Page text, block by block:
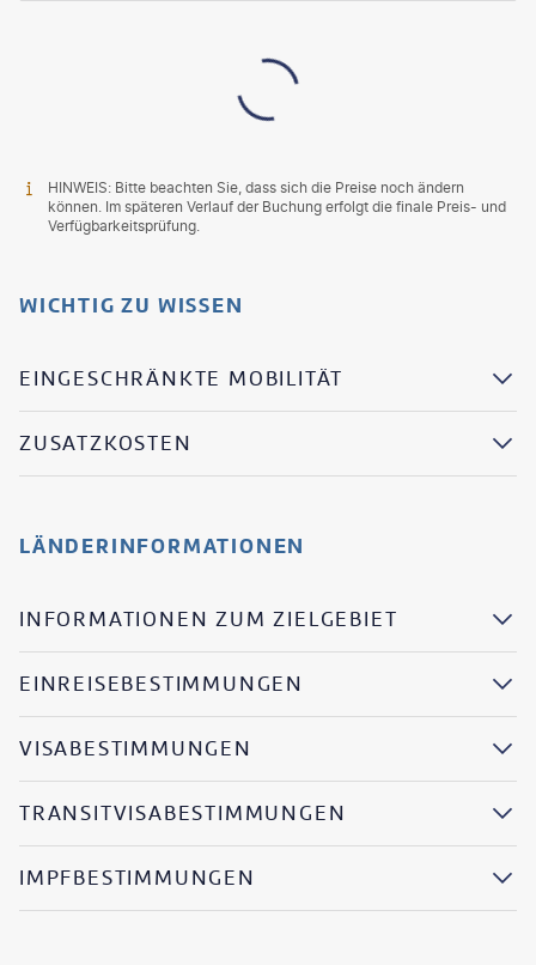
HINWEIS: Bitte beachten Sie, dass sich die Preise noch ändern
können. Im späteren Verlauf der Buchung erfolgt die finale Preis- und
Verfügbarkeitsprüfung.
WICHTIG ZU WISSEN
EINGESCHRÄNKTE MOBILITÄT
ZUSATZKOSTEN
LÄNDERINFORMATIONEN
INFORMATIONEN ZUM ZIELGEBIET
EINREISEBESTIMMUNGEN
VISABESTIMMUNGEN
TRANSITVISABESTIMMUNGEN
IMPFBESTIMMUNGEN